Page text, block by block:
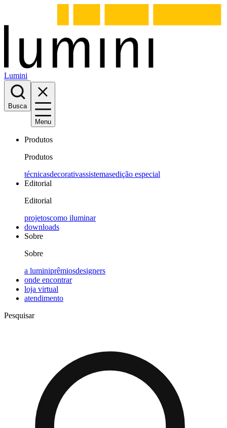
Lumini
Busca
Menu
Produtos
Produtos
técnicasdecorativassistemasedição especial
Editorial
Editorial
projetoscomo iluminar
downloads
Sobre
Sobre
a luminiprêmiosdesigners
onde encontrar
loja virtual
atendimento
Pesquisar